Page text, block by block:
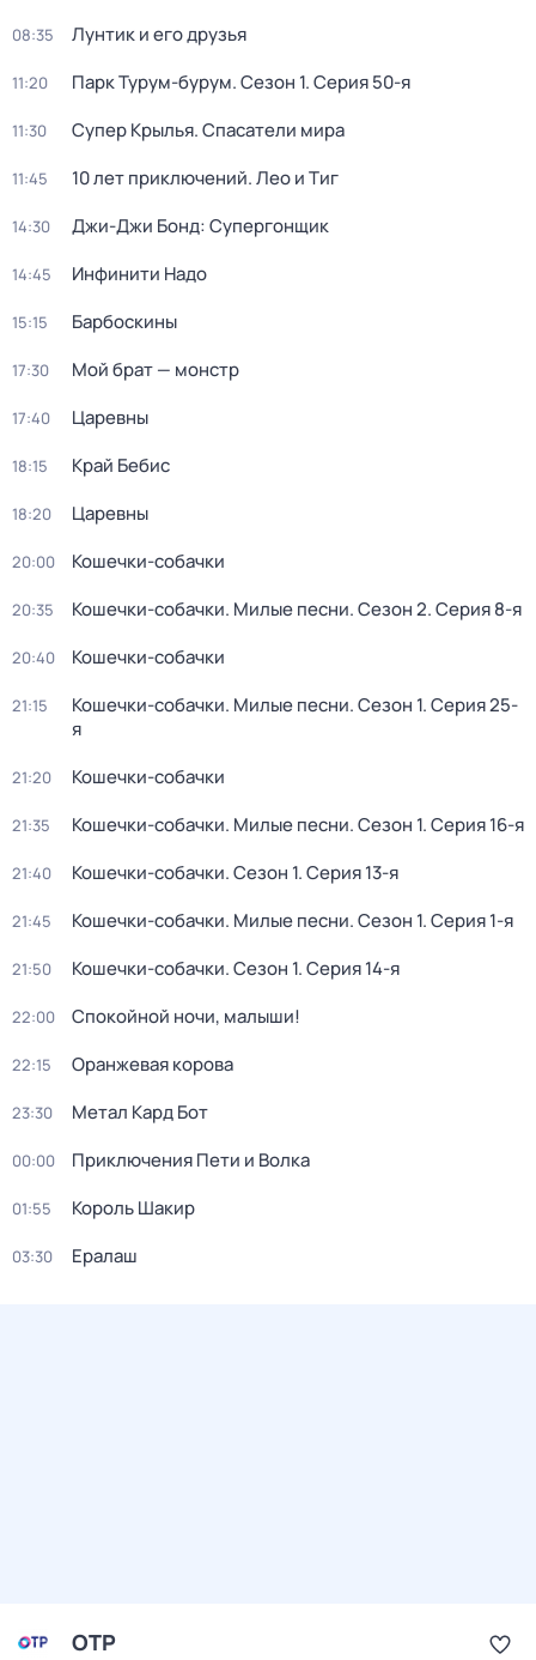
08:35 Лунтик и его друзья
11:20 Парк Турум-бурум. Сезон 1. Серия 50-я
11:30 Супер Крылья. Спасатели мира
11:45 10 лет приключений. Лео и Тиг
14:30 Джи-Джи Бонд: Супергонщик
14:45 Инфинити Надо
15:15 Барбоскины
17:30 Мой брат — монстр
17:40 Царевны
18:15 Край Бебис
18:20 Царевны
20:00 Кошечки-собачки
20:35 Кошечки-собачки. Милые песни. Сезон 2. Серия 8-я
20:40 Кошечки-собачки
21:15 Кошечки-собачки. Милые песни. Сезон 1. Серия 25-
я
21:20 Кошечки-собачки
21:35 Кошечки-собачки. Милые песни. Сезон 1. Серия 16-я
21:40 Кошечки-собачки. Сезон 1. Серия 13-я
21:45 Кошечки-собачки. Милые песни. Сезон 1. Серия 1-я
21:50 Кошечки-собачки. Сезон 1. Серия 14-я
22:00 Спокойной ночи, малыши!
22:15 Оранжевая корова
23:30 Метал Кард Бот
00:00 Приключения Пети и Волка
01:55 Король Шакир
03:30 Ералаш
ОТР